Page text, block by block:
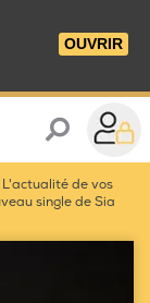
OUVRIR
de vos
single de Sia